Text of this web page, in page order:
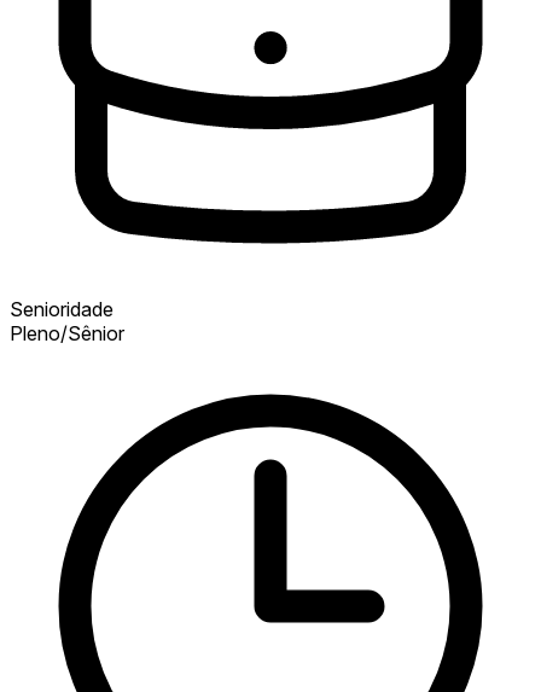
Senioridade
Pleno/Sênior